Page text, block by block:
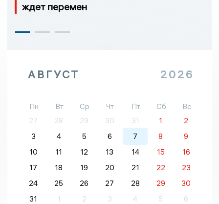
ждет перемен
АВГУСТ 2026
Пн Вт Ср Чт Пт Сб
Вс
27
28 29 30 31 1
2
3
4 5 6 7 8
9
10
11 12 13 14 15
16
17
18 19 20 21 22
23
24
25 26 27 28 29
30
31
1 2 3 4 5 6